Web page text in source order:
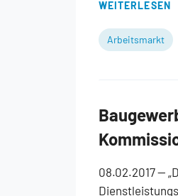
WEITERLESEN
Arbeitsmarkt
08.02.2017—